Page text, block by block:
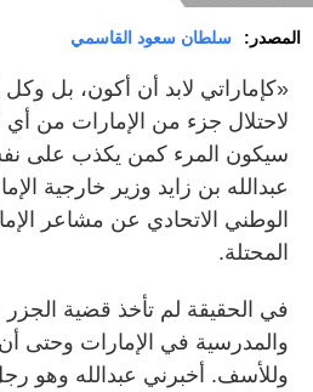
المصدر: سلطان سعود القاسمي
‏‏«كإماراتي لابد أن أكون، بل
لاحتلال جزء من الإمارات من
سيكون المرء كمن يكذب على
عبدالله بن زايد وزير خارجية
الوطني الاتحادي عن مشاعر
المحتلة.
في الحقيقة لم تأخذ قضية الجزر
والمدرسية في الإمارات وحتى أن
وللأسف. أخبرني عبدالله وهو